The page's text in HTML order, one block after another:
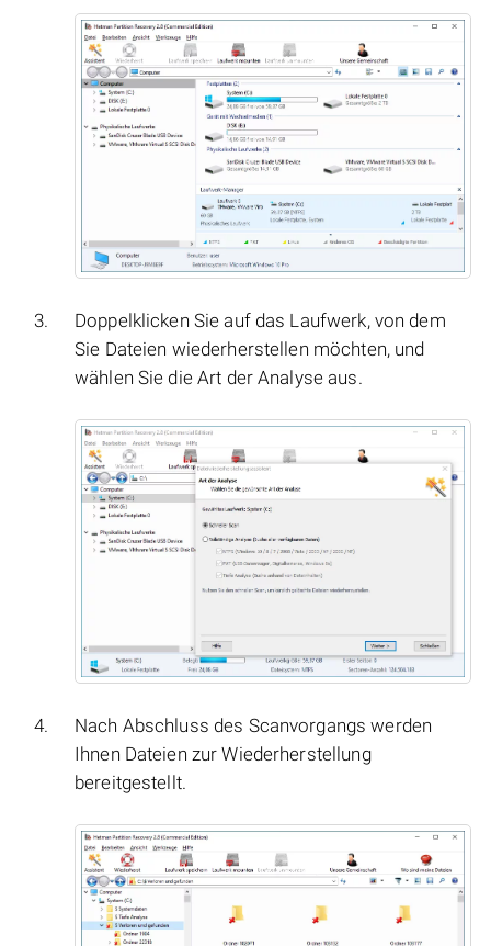
Doppelklicken Sie auf das Laufwerk, von dem
Sie Dateien wiederherstellen möchten, und
wählen Sie die Art der Analyse aus.
Nach Abschluss des Scanvorgangs werden
Ihnen Dateien zur Wiederherstellung
bereitgestellt.